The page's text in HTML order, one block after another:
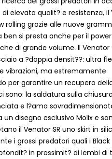
elevata qualit? e resistenza, il
rolling grazie alle nuove
si presta anche per il
di grande volume. Il Venator
a ?doppia densit??: ultra
vibrazioni, ma estremamente
per garantire un recupero
la saldatura sulla
e l?amo
disegno esclusivo Molix e
il Venator SR uno skirt in
i grossi predatori quali i Black
in prossimit? di lembi di